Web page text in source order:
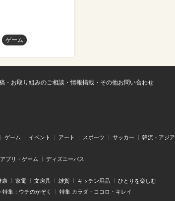
ゲーム
・お取り組みのご相談・情報掲載・その他お問い合わせ
ゲーム イベント アート スポーツ サッカー 韓流・アジア
アプリ・ゲーム ディズニーパス
康 家電 文房具 雑貨 キッチン用品 ひとりを楽しむ
特集：ウチのかぞく 特集 カラダ・ココロ・キレイ